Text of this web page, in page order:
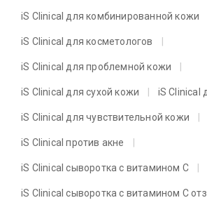
iS Clinical для комбинированной кожи
iS Clinical для косметологов
iS Clinical для проблемной кожи
iS Clinical для сухой кожи iS Clinical
iS Clinical для чувствительной кожи
iS Clinical против акне
iS Clinical сыворотка с витамином C
iS Clinical сыворотка с витамином C